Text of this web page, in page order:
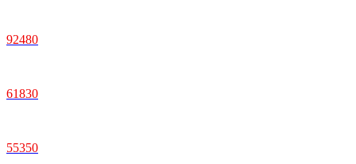
92480
61830
55350